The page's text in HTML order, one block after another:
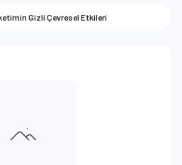
Gizli Çevresel Etkileri